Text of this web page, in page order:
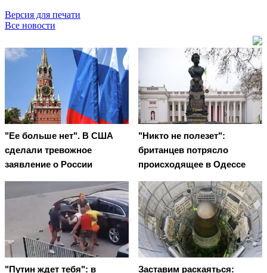
Версия для печати
Все новости
"Ее больше нет". В США
сделали тревожное
заявление о России
"Никто не полезет":
британцев потрясло
происходящее в Одессе
"Путин ждет тебя": в
Заставим раскаяться: